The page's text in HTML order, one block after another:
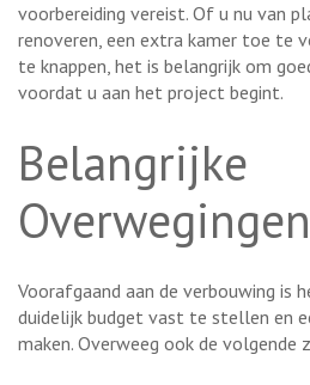
voorbereiding vereist. Of u nu van
renoveren, een extra kamer toe te
te knappen, het is belangrijk om
voordat u aan het project begint.
Belangrijke
Overwegingen
Voorafgaand aan de verbouwing is
duidelijk budget vast te stellen en
maken. Overweeg ook de volgende